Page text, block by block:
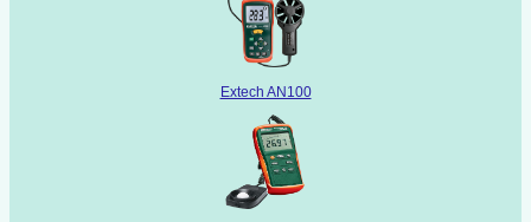
Extech AN100